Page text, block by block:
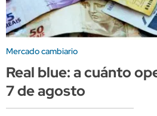
Mercado cambiario
Real blue: a cuánto
7 de agosto